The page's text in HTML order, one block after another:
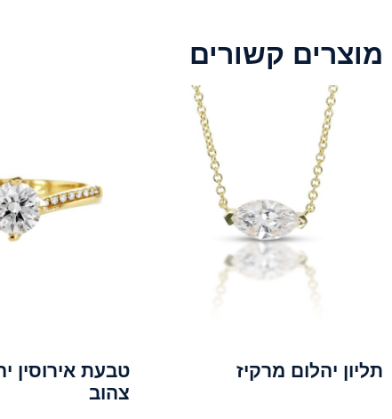
מוצרים קשורים
תליון יהלום מרקיז
טבעת אירוסין
צהוב